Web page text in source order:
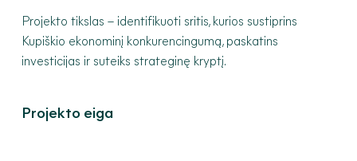
Projekto tikslas – identifikuoti sritis, kurios sustiprins
Kupiškio ekonominį konkurencingumą, paskatins
investicijas ir suteiks strateginę kryptį.
Projekto eiga